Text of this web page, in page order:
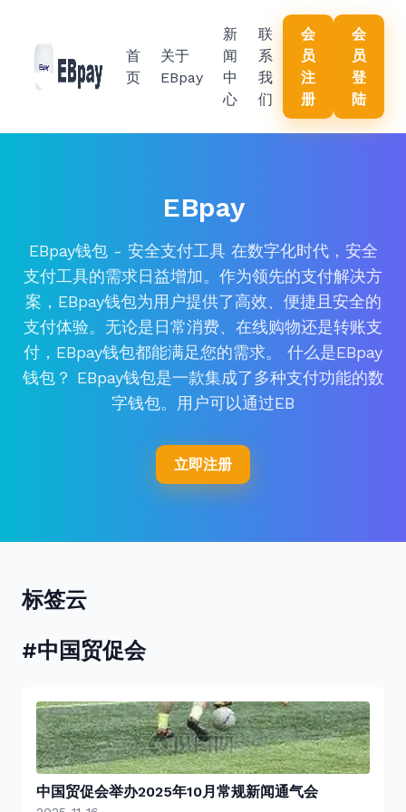
首
页
关于
EBpay
新
闻
中
心
联
系
我
们
会
员
注
册
会
员
登
陆
EBpay
EBpay钱包 - 安全支付工具 在数字化时代，安全
支付工具的需求日益增加。作为领先的支付解决方
案，EBpay钱包为用户提供了高效、便捷且安全的
支付体验。无论是日常消费、在线购物还是转账支
付，EBpay钱包都能满足您的需求。 什么是EBpay
钱包？ EBpay钱包是一款集成了多种支付功能的数
字钱包。用户可以通过EB
立即注册
标签云
#中国贸促会
中国贸促会举办2025年10月常规新闻通气会